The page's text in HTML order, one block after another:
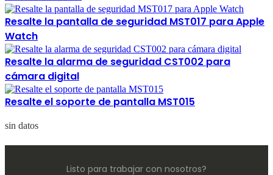
Resalte la pantalla de seguridad MST017 para Apple
Watch
Resalte la alarma de seguridad CST002 para
cámara digital
Resalte el soporte de pantalla MST015
sin datos
Listo para trabajar con nosotros?